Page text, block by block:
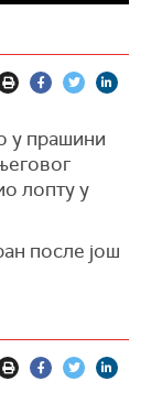
у прашини
лопту у
после још